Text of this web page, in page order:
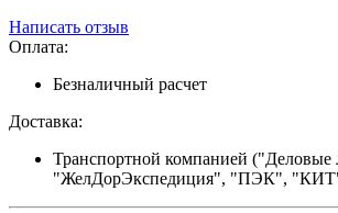
Написать отзыв
Оплата:
Безналичный расчет
Доставка:
Транспортной компанией ("Деловые
"ЖелДорЭкспедиция", "ПЭК",